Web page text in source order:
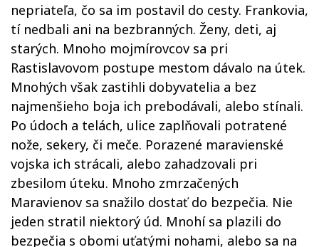
nepriateľa, čo sa im postavil do cesty. Frankovia,
tí nedbali ani na bezbranných. Ženy, deti, aj
starých. Mnoho mojmírovcov sa pri
Rastislavovom postupe mestom dávalo na útek.
Mnohých však zastihli dobyvatelia a bez
najmenšieho boja ich prebodávali, alebo stínali.
Po údoch a telách, ulice zaplňovali potratené
nože, sekery, či meče. Porazené maravienské
vojska ich strácali, alebo zahadzovali pri
zbesilom úteku. Mnoho zmrzačených
Maravienov sa snažilo dostať do bezpečia. Nie
jeden stratil niektorý úd. Mnohí sa plazili do
bezpečia s obomi uťatými nohami, alebo sa na